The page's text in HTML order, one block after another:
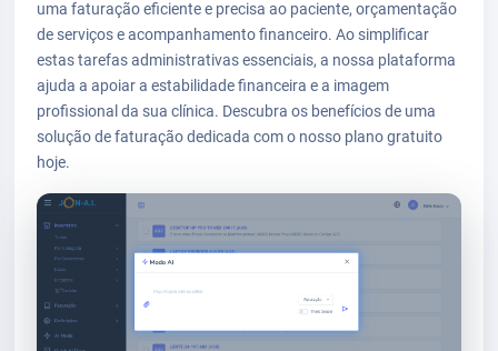
uma faturação eficiente e precisa ao paciente, orçamentação
de serviços e acompanhamento financeiro. Ao simplificar
estas tarefas administrativas essenciais, a nossa plataforma
ajuda a apoiar a estabilidade financeira e a imagem
profissional da sua clínica. Descubra os benefícios de uma
solução de faturação dedicada com o nosso plano gratuito
hoje.